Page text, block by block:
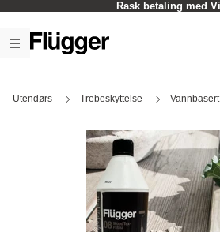
Rask betaling med
Utendørs Trebeskyttelse